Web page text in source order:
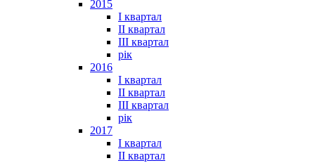
2015
I квартал
II квартал
III квартал
рік
2016
I квартал
II квартал
III квартал
рік
2017
I квартал
II квартал